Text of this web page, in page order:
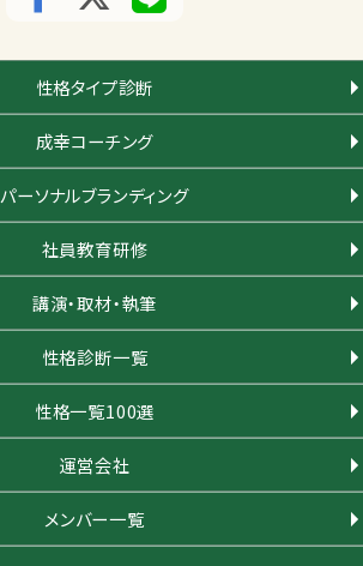
性格タイプ診断
成幸コーチング
パーソナルブランディング
社員教育研修
講演・取材・執筆
性格診断一覧
性格一覧100選
運営会社
メンバー一覧